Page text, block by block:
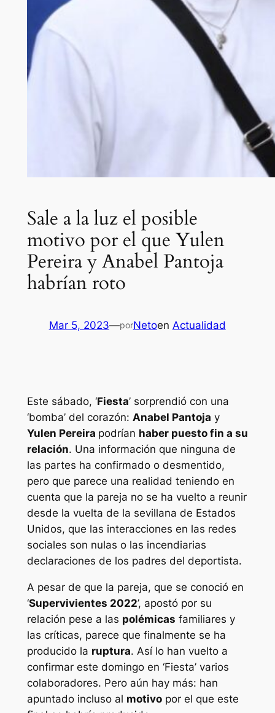
Sale a la luz el posible
motivo por el que Yulen
Pereira y Anabel Pantoja
habrían roto
Mar 5, 2023—porNetoen Actualidad
Este sábado, ‘Fiesta’ sorprendió con una
‘bomba’ del corazón: Anabel Pantoja y
Yulen Pereira podrían haber puesto fin a su
relación. Una información que ninguna de
las partes ha confirmado o desmentido,
pero que parece una realidad teniendo en
cuenta que la pareja no se ha vuelto a reunir
desde la vuelta de la sevillana de Estados
Unidos, que las interacciones en las redes
sociales son nulas o las incendiarias
declaraciones de los padres del deportista.
A pesar de que la pareja, que se conoció en
‘Supervivientes 2022’, apostó por su
relación pese a las polémicas familiares y
las críticas, parece que finalmente se ha
producido la ruptura. Así lo han vuelto a
confirmar este domingo en ‘Fiesta’ varios
colaboradores. Pero aún hay más: han
apuntado incluso al motivopor el que este